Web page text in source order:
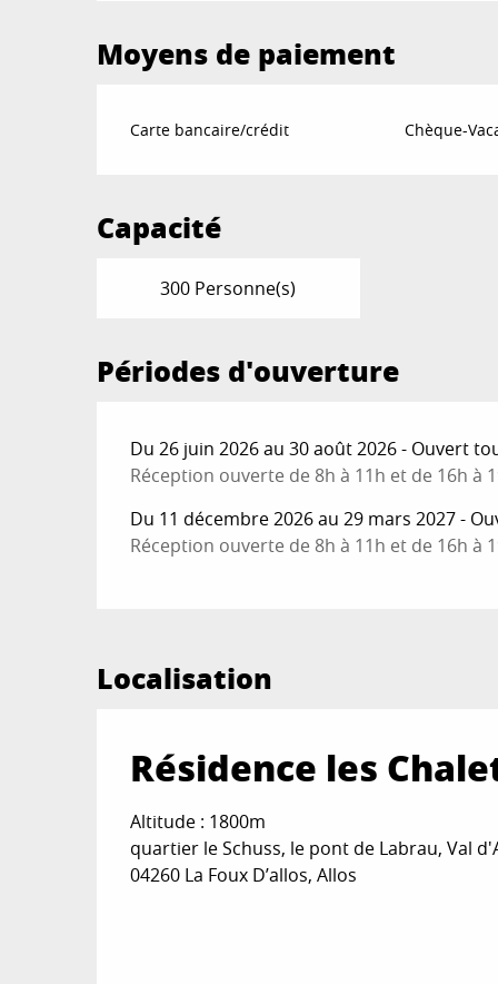
Moyens de paiement
Carte bancaire/crédit Chèque-
Capacité
300 Personne(s)
Périodes d'ouverture
Du 26 juin 2026 au 30 août 2026 - Ouvert
Réception ouverte de 8h à 11h et de 16h à
Du 11 décembre 2026 au 29 mars 2027 -
Réception ouverte de 8h à 11h et de 16h à
Localisation
Résidence les
Altitude : 1800m
quartier le Schuss, le pont de Labrau, Val
04260 La Foux D’allos, Allos